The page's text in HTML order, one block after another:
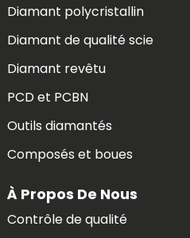
Diamant polycristallin
Diamant de qualité scie
Diamant revêtu
PCD et PCBN
Outils diamantés
Composés et boues
À Propos De Nous
Contrôle de qualité